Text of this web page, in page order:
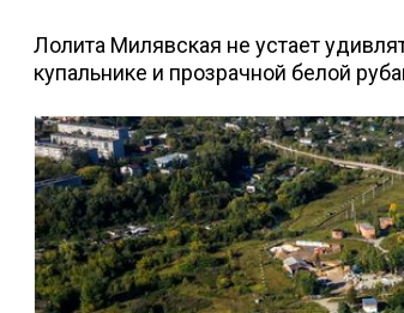
Лолита Милявская не устает
купальнике и прозрачной белой